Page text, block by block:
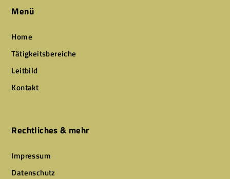
Menü
Home
Tätigkeitsbereiche
Leitbild
Kontakt
Rechtliches & mehr
Impressum
Datenschutz